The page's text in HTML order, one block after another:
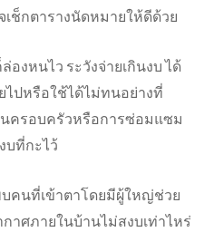
ช็กตารางนัดหมายให้ดีด้วย
งหนไว ระวังจ่ายเกินงบ ได้
ปหรือใช้ได้ไม่ทนอย่างที่
ครอบครัวหรือการซ่อมแซม
บที่กะไว้
คนที่เข้าตาโดยมีผู้ใหญ่ช่วย
าศภายในบ้านไม่สงบเท่าไหร่